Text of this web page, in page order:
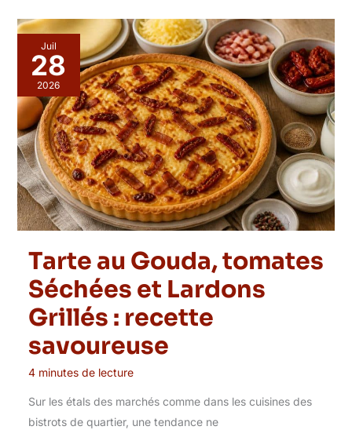
Juil
28
2026
Tarte au Gouda, tomates
Séchées et Lardons
Grillés : recette
savoureuse
4 minutes de lecture
Sur les étals des marchés comme dans les cuisines des
bistrots de quartier, une tendance ne